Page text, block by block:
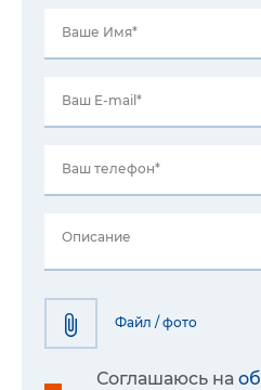
Ваше Имя*
Ваш E-mail*
Ваш телефон*
Описание
Файл / фото
Соглашаюсь на